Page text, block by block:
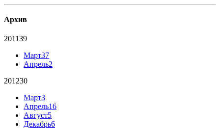
Архив
201139
Март37
Апрель2
201230
Март3
Апрель16
Август5
Декабрь6